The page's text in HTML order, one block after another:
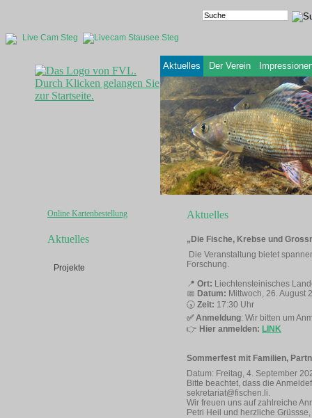
Live Cam Steg
Aktuelles Der Verein
Online Kartenbestellung
Aktuelles
Projekte
Aktuelles
„Die Fische, Krebse und
Die Veranstaltung bietet
Forschung.
📍 Ort: Liechtensteinisches
📅 Datum: Mittwoch, 26. August
🕠 Zeit: 17:30 Uhr
✅ Anmeldung: Wir bitten um
👉 Hier anmelden: LINK
Sommerfest mit Familien,
Datum: Freitag, 4. September
Bitte beachtet, dass die
sekretariat@fischen.li.
Wir freuen uns auf zahlreiche
Petri Heil und herzliche